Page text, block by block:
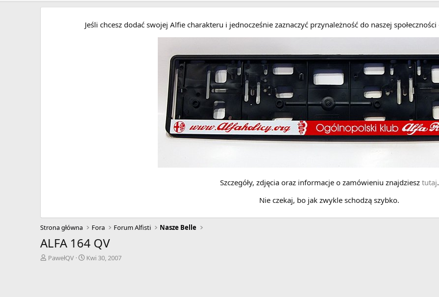
Jeśli chcesz dodać swojej Alfie charakteru i jednocześnie zaznaczyć przynależność do naszej
Szczegóły, zdjęcia oraz informacje o zamówieniu znajdziesz tutaj.
Nie czekaj, bo jak zwykle schodzą szybko.
Strona główna Fora Forum Alfisti Nasze Belle
ALFA 164 QV
A
PawełQV
D
Kwi 30, 2007